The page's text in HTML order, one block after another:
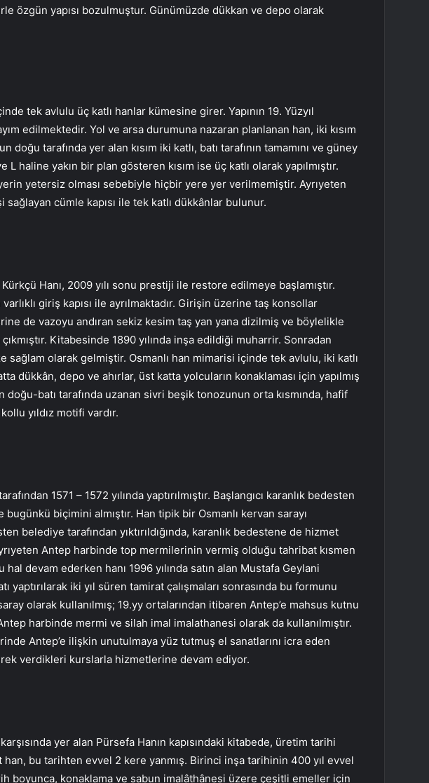
özgün yapısı bozulmuştur. Günümüzde dükkan ve depo olarak
tek avlulu üç katlı hanlar kümesine girer. Yapının 19. Yüzyıl
edilmektedir. Yol ve arsa durumuna nazaran planlanan han, iki kısım
tarafında yer alan kısım iki katlı, batı tarafının tamamını ve güney
L haline yakın bir plan gösteren kısım ise üç katlı olarak yapılmıştır.
yetersiz olması sebebiyle hiçbir yere yer verilmemiştir. Ayrıyeten
cümle kapısı ile tek katlı dükkânlar bulunur.
Kürkçü Hanı, 2009 yılı sonu prestiji ile restore edilmeye başlamıştır.
giriş kapısı ile ayrılmaktadır. Girişin üzerine taş konsollar
de vazoyu andıran sekiz kesim taş yan yana dizilmiş ve böylelikle
Kitabesinde 1890 yılında inşa edildiği muharrir. Sonradan
sağlam olarak gelmiştir. Osmanlı han mimarisi içinde tek avlulu, iki katlı
dükkân, depo ve ahırlar, üst katta yolcuların konaklaması için yapılmış
batı tarafında uzanan sivri beşik tonozunun orta kısmında, hafif
yıldız motifi vardır.
1571 – 1572 yılında yaptırılmıştır. Başlangıcı karanlık bedesten
bugünkü biçimini almıştır. Han tipik bir Osmanlı kervan sarayı
belediye tarafından yıktırıldığında, karanlık bedestene de hizmet
Antep harbinde top mermilerinin vermiş olduğu tahribat kısmen
devam ederken hanı 1996 yılında satın alan Mustafa Geylani
yaptırılarak iki yıl süren tamirat çalışmaları sonrasında bu formunu
olarak kullanılmış; 19.yy ortalarından itibaren Antep’e mahsus kutnu
harbinde mermi ve silah imal imalathanesi olarak da kullanılmıştır.
Antep’e ilişkin unutulmaya yüz tutmuş el sanatlarını icra eden
verdikleri kurslarla hizmetlerine devam ediyor.
yer alan Pürsefa Hanın kapısındaki kitabede, üretim tarihi
han, bu tarihten evvel 2 kere yanmış. Birinci inşa tarihinin 400 yıl evvel
boyunca, konaklama ve sabun imalâthânesi üzere çeşitli emeller için